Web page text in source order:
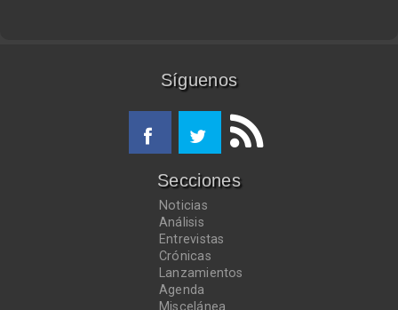
Síguenos
Secciones
Noticias
Análisis
Entrevistas
Crónicas
Lanzamientos
Agenda
Miscelánea